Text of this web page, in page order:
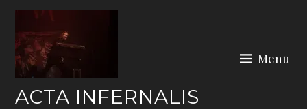
Skip
content
ACTA INFERNALIS
Menu